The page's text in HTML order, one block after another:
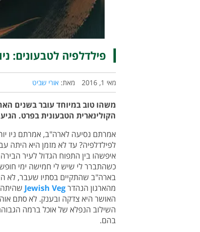
פילדלפיה לטבעונים:
מאי 1, 2016 מאת: אורי שביט
משהו טוב במיוחד עובר בשנים
הקולינארית הטבעונית בפרט.
אמרתם נסיעה לארה"ב, אמרתם ניו
לפילדלפיה? עד לא מזמן היא היתה
איפשהו בין התפוח הגדול לעיר
כשהתברר לי שיש לי חמישה ימי
בארה"ב שהתקיים בסתיו שעבר, לא
מהארגון הנהדרJewish Veg
האושר היא צדקה ובענק. לא סתם
השילוב הנפלא של אוכל ברמה
בהם.